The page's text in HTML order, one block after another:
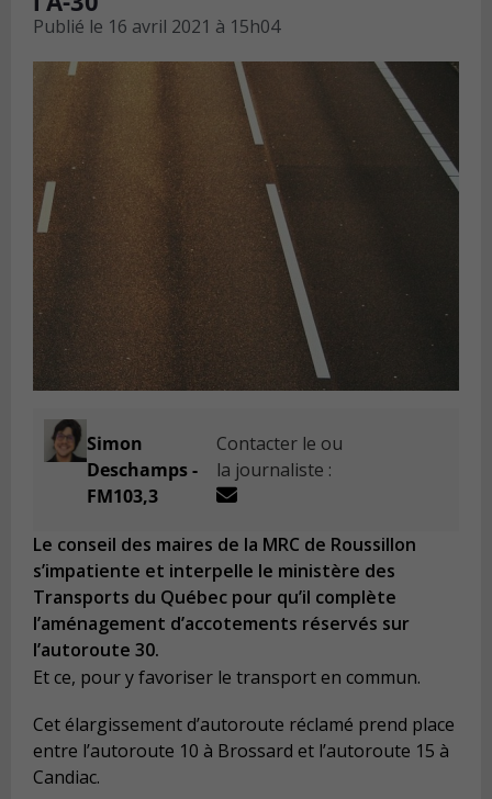
Publié le 16 avril 2021 à 15h04
Simon
Deschamps -
FM103,3
Contacter le ou
la journaliste :
Le conseil des maires de la MRC de Roussillon
s’impatiente et interpelle le ministère des
Transports du Québec pour qu’il complète
l’aménagement d’accotements réservés sur
l’autoroute 30.
Et ce, pour y favoriser le transport en commun.
Cet élargissement d’autoroute réclamé prend place
entre l’autoroute 10 à Brossard et l’autoroute 15 à
Candiac.